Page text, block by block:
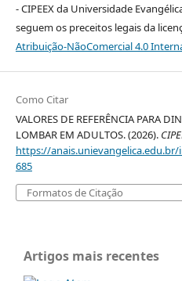
- CIPEEX da Universidade
seguem os preceitos legais da
Atribuição-NãoComercial 4.0
Como Citar
VALORES DE REFERÊNCIA PARA
LOMBAR EM ADULTOS. (2026).
https://
685
Formatos de Citação
Artigos mais recentes